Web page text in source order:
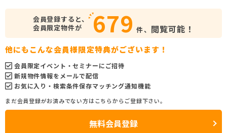
会員登録すると、
会員限定物件が
679 件、 閲覧可能！
他にもこんな会員様限定特典がございます！
会員限定イベント・セミナーにご招待
新規物件情報をメールで配信
お気に入り・検索条件保存マッチング通知機能
まだ会員登録がお済みでない方はこちらからご登録下さい。
無料会員登録